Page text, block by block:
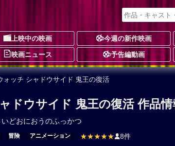
上映中の映画 今週の新作映画
映画ニュース 予告編動画
ッチ シャドウサイド 鬼王の復活
ドウサイド 鬼王の復活 作品情
どおにおうのふっかつ
冒険 アニメーション ★★★★★ 8件